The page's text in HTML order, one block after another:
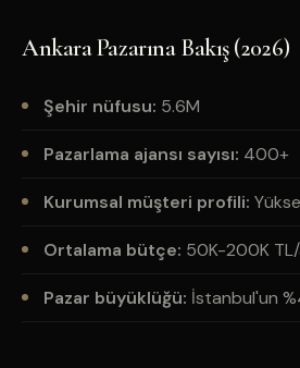
Ankara Pazarına Bakış (2026)
Şehir nüfusu: 5.6M
Pazarlama ajansı sayısı: 400+
Kurumsal müşteri profili:
Ortalama bütçe: 50K-200K
Pazar büyüklüğü: İstanbul'un